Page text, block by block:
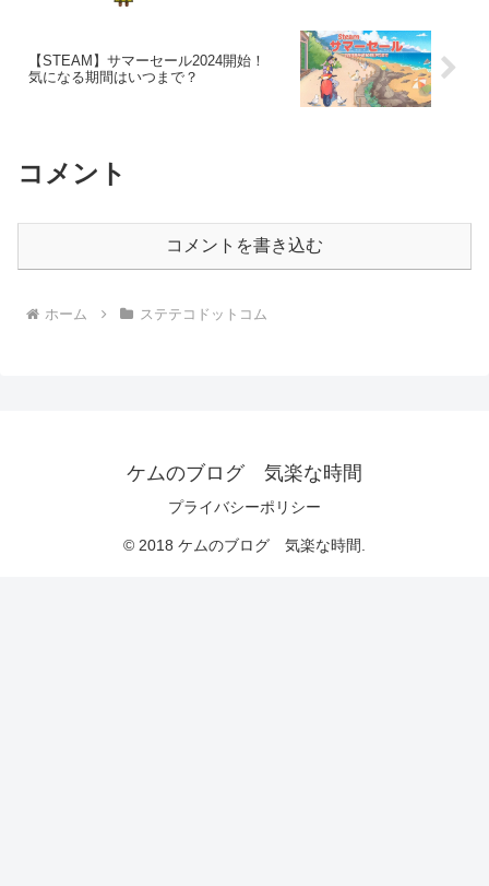
【STEAM】サマーセール2024開始！
気になる期間はいつまで？
コメント
コメントを書き込む
ホーム ステテコドットコム
ケムのブログ 気楽な時間
プライバシーポリシー
© 2018 ケムのブログ 気楽な時間.